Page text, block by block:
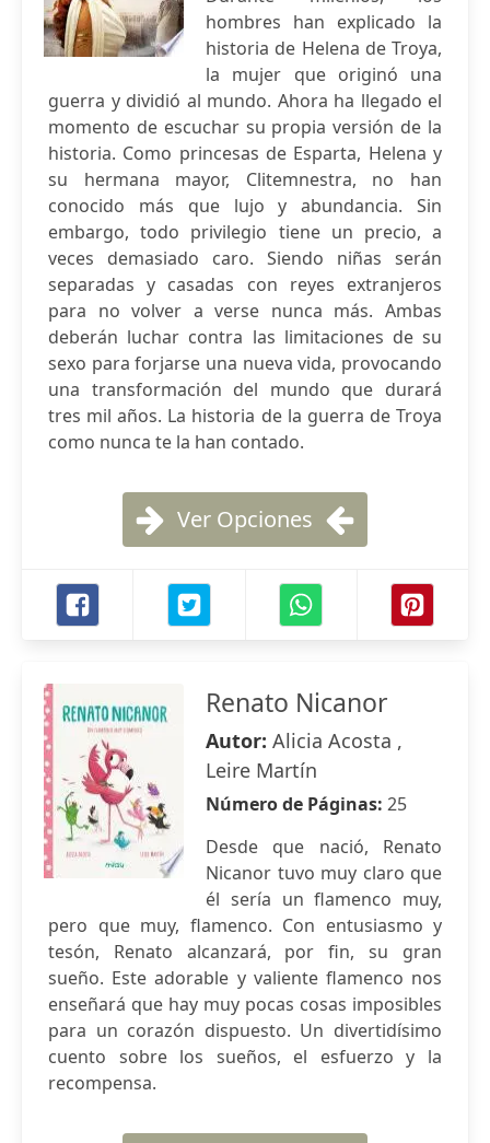
hombres han explicado la
historia de Helena de Troya,
la mujer que originó una
guerra y dividió al mundo. Ahora ha llegado el
momento de escuchar su propia versión de la
historia. Como princesas de Esparta, Helena y
su hermana mayor, Clitemnestra, no han
conocido más que lujo y abundancia. Sin
embargo, todo privilegio tiene un precio, a
veces demasiado caro. Siendo niñas serán
separadas y casadas con reyes extranjeros
para no volver a verse nunca más. Ambas
deberán luchar contra las limitaciones de su
sexo para forjarse una nueva vida, provocando
una transformación del mundo que durará
tres mil años. La historia de la guerra de Troya
como nunca te la han contado.
Ver Opciones
Renato Nicanor
Autor: Alicia Acosta ,
Leire Martín
Número de Páginas: 25
Desde que nació, Renato
Nicanor tuvo muy claro que
él sería un flamenco muy,
pero que muy, flamenco. Con entusiasmo y
tesón, Renato alcanzará, por fin, su gran
sueño. Este adorable y valiente flamenco nos
enseñará que hay muy pocas cosas imposibles
para un corazón dispuesto. Un divertidísimo
cuento sobre los sueños, el esfuerzo y la
recompensa.